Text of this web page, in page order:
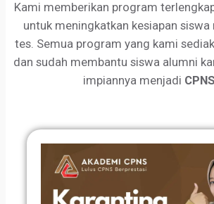
Kami memberikan program
untuk meningkatkan kesiapan siswa
tes. Semua program yang kami
dan sudah membantu siswa alumni
impiannya menjadi